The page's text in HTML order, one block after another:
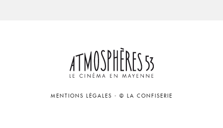
MENTIONS LÉGALES - © LA CONFISERIE